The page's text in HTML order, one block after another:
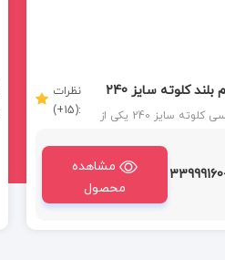
کلوته سایز 240
کابلشو دم بلند مسی کلوته سایز 240 یکی از
ویژگی‌های منحصر به فرد
مسی با کیفیت بالا، دم
و مقاومت بالا در برابر
ایده‌آل برای بسیاری از
نظرات
:(15+)
33901836 -
مشاهده
محصول